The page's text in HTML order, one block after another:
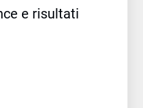
e risultati